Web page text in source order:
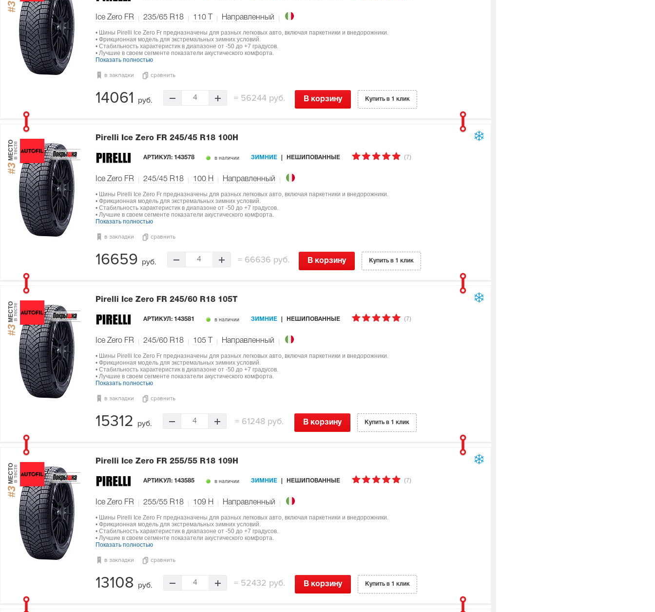
#3
Ice Zero FR 235/65 R18 110 Направленный
• Шины Pirelli Ice Zero Fr предназначены для разных легковых авто, включая паркетники и внедорожники.
• Фрикционная модель для экстремальных зимних условий.
• Стабильность характеристик в диапазоне от -50 до +7 градусов.
• Лучшие в своем сегменте показатели акустического комфорта.
Показать полностью
в закладки сравнить
14061 руб. 4 = 56244 руб. В корзину Купить в 1 клик
#3
МЕСТОв тесте
Pirelli Ice Zero FR 245/45 R18 100H
АРТИКУЛ: 143578 в наличии ЗИМНИЕ НЕШИПОВАННЫЕ (7)
Ice Zero FR 245/45 R18 100 H Направленный
• Шины Pirelli Ice Zero Fr предназначены для разных легковых авто, включая паркетники и внедорожники.
• Фрикционная модель для экстремальных зимних условий.
• Стабильность характеристик в диапазоне от -50 до +7 градусов.
• Лучшие в своем сегменте показатели акустического комфорта.
Показать полностью
в закладки сравнить
16659 руб. 4 =66636 руб. В корзину Купить в 1 клик
#3
МЕСТОв тесте
Pirelli Ice Zero FR 245/60 R18 105T
АРТИКУЛ: 143581 в наличии ЗИМНИЕ НЕШИПОВАННЫЕ (7)
Ice Zero FR 245/60 R18 105 Направленный
• Шины Pirelli Ice Zero Fr предназначены для разных легковых авто, включая паркетники и внедорожники.
• Фрикционная модель для экстремальных зимних условий.
• Стабильность характеристик в диапазоне от -50 до +7 градусов.
• Лучшие в своем сегменте показатели акустического комфорта.
Показать полностью
в закладки сравнить
15312 руб. 4 =61248 руб. В корзину Купить в 1 клик
#3
МЕСТОв тесте
Pirelli Ice Zero FR 255/55 R18 109H
АРТИКУЛ: 143585 в наличии ЗИМНИЕ НЕШИПОВАННЫЕ (7)
Ice Zero FR 255/55 R18 109 H Направленный
• Шины Pirelli Ice Zero Fr предназначены для разных легковых авто, включая паркетники и внедорожники.
• Фрикционная модель для экстремальных зимних условий.
• Стабильность характеристик в диапазоне от -50 до +7 градусов.
• Лучшие в своем сегменте показатели акустического комфорта.
Показать полностью
в закладки сравнить
13108 руб. 4 = 52432 руб. В корзину Купить в 1 клик